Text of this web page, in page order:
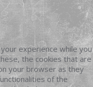
experience while you
the cookies that are
your browser as they
of the